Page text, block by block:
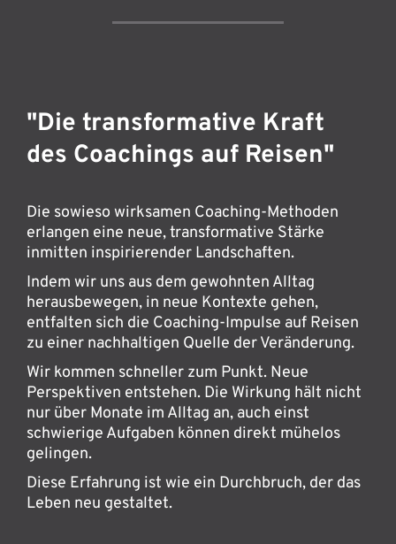
"Die transformative Kraft
des Coachings auf Reisen"
Die sowieso wirksamen Coaching-Methoden
erlangen eine neue, transformative Stärke
inmitten inspirierender Landschaften.
Indem wir uns aus dem gewohnten Alltag
herausbewegen, in neue Kontexte gehen,
entfalten sich die Coaching-Impulse auf Reisen
zu einer nachhaltigen Quelle der Veränderung.
Wir kommen schneller zum Punkt. Neue
Perspektiven entstehen. Die Wirkung hält nicht
nur über Monate im Alltag an, auch einst
schwierige Aufgaben können direkt mühelos
gelingen.
Diese Erfahrung ist wie ein Durchbruch, der das
Leben neu gestaltet.